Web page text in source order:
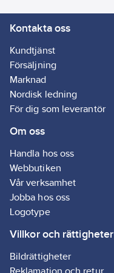
Kontakta oss
Kundtjänst
Försäljning
Marknad
Nordisk ledning
För dig som leverantör
Om oss
Handla hos oss
Webbutiken
Vår verksamhet
Jobba hos oss
Logotype
Villkor och rättigheter
Bildrättigheter